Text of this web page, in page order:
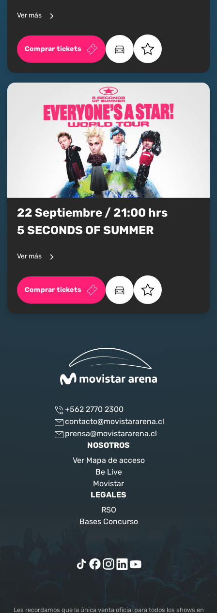
Ver más
Comprar tickets
22 Septiembre / 21:00 hrs
5 SECONDS OF SUMMER
Ver más
Comprar tickets
+562 2770 2300
contacto@movistararena.cl
prensa@movistararena.cl
NOSOTROS
Ver Mapa de acceso
Be Live
Movistar
LEGALES
RSO
Bases Concurso
Les recordamos que la única venta oficial para todos los shows en